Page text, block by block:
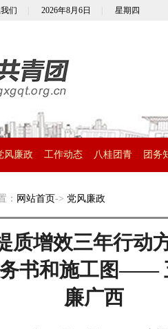
们 2026年8月6日 星期四
风廉政 工作动态 八桂团青 团务
： 网站首页-> 党风廉政
质增效三年行动
书和施工图——
廉广西